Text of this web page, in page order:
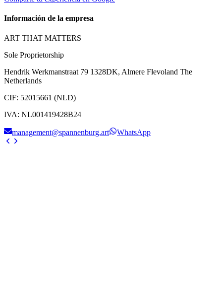
Información de la empresa
ART THAT MATTERS
Sole Proprietorship
Hendrik Werkmanstraat 79 1328DK, Almere Flevoland The
Netherlands
CIF: 52015661 (NLD)
IVA: NL001419428B24
management@spannenburg.art WhatsApp